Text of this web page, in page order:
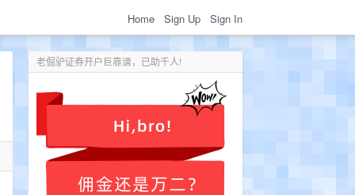
Home Sign Up Sign In
老倔驴证券开户巨靠谱，已助千人!